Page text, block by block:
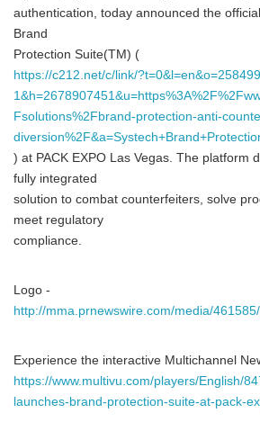
authentication, today announced the
Brand
Protection Suite(TM) (
https://c212.net/c/link/
Fsolutions%2Fbrand-protection-anti-
) at PACK EXPO Las Vegas. The platform
fully integrated
solution to combat counterfeiters, solve
meet regulatory
compliance.
Logo -
http://mma.prnewswire.com/media/
Experience the interactive Multichannel
https://www.multivu.com/players/English/
launches-brand-protection-suite-at-pack-